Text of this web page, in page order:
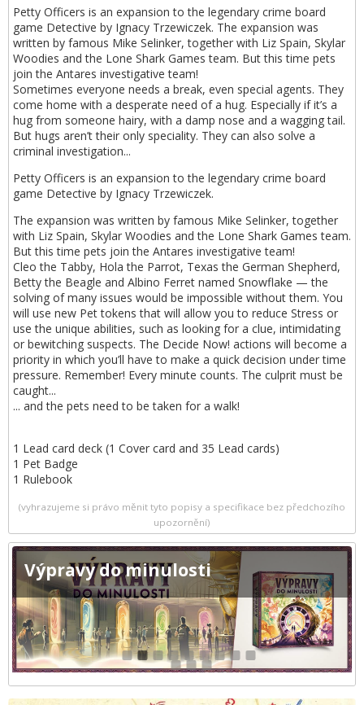
Petty Officers is an expansion to the legendary crime board
game Detective by Ignacy Trzewiczek. The expansion was
written by famous Mike Selinker, together with Liz Spain, Skylar
Woodies and the Lone Shark Games team. But this time pets
join the Antares investigative team!
Sometimes everyone needs a break, even special agents. They
come home with a desperate need of a hug. Especially if it’s a
hug from someone hairy, with a damp nose and a wagging tail.
But hugs aren’t their only speciality. They can also solve a
criminal investigation...
Petty Officers is an expansion to the legendary crime board
game Detective by Ignacy Trzewiczek.
The expansion was written by famous Mike Selinker, together
with Liz Spain, Skylar Woodies and the Lone Shark Games team.
But this time pets join the Antares investigative team!
Cleo the Tabby, Hola the Parrot, Texas the German Shepherd,
Betty the Beagle and Albino Ferret named Snowflake — the
solving of many issues would be impossible without them. You
will use new Pet tokens that will allow you to reduce Stress or
use the unique abilities, such as looking for a clue, intimidating
or bewitching suspects. The Decide Now! actions will become a
priority in which you’ll have to make a quick decision under time
pressure. Remember! Every minute counts. The culprit must be
caught...
... and the pets need to be taken for a walk!
1 Lead card deck (1 Cover card and 35 Lead cards)
1 Pet Badge
1 Rulebook
(vyhrazujeme si právo měnit tyto popisy a specifikace bez předchozího
upozornění)
Výpravy do minulosti